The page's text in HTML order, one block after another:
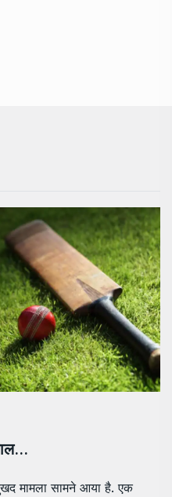
मामला सामने आया है. एक